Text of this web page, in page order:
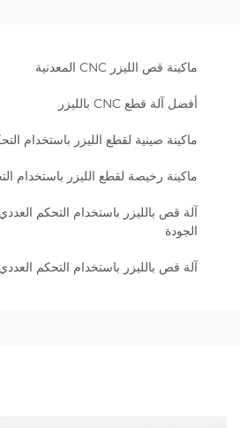
ماكينة قص الليزر CNC المعدنية
أفضل آلة قطع CNC بالليزر
ماكينة صينية لقطع الليزر باستخدام
ماكينة رخيصة لقطع الليزر باستخدام
آلة قص بالليزر باستخدام التحكم
الجودة
آلة قص بالليزر باستخدام التحكم